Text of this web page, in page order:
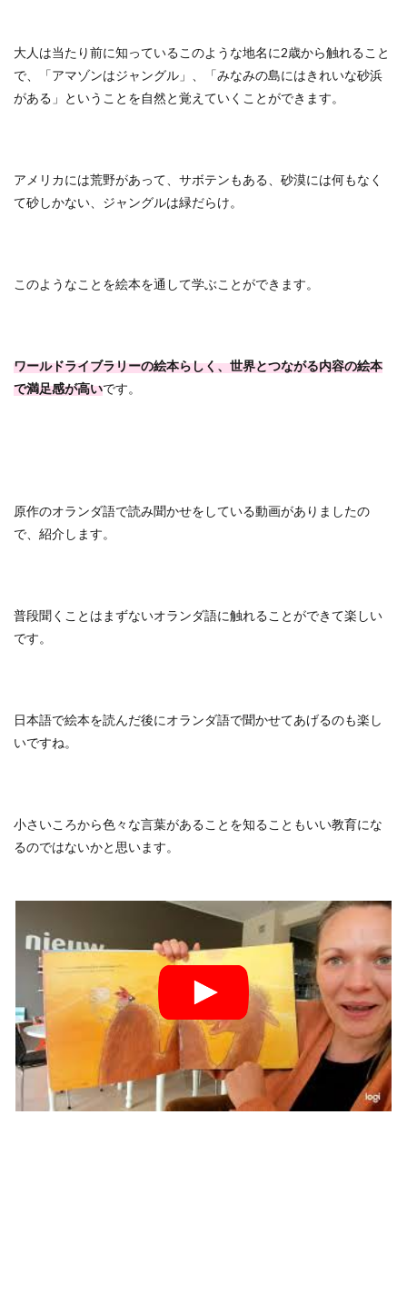
大人は当たり前に知っているこのような地名に2歳から触れること
で、「アマゾンはジャングル」、「みなみの島にはきれいな砂浜
がある」ということを自然と覚えていくことができます。
アメリカには荒野があって、サボテンもある、砂漠には何もなく
て砂しかない、ジャングルは緑だらけ。
このようなことを絵本を通して学ぶことができます。
ワールドライブラリーの絵本らしく、世界とつながる内容の絵本
で満足感が高いです。
原作のオランダ語で読み聞かせをしている動画がありましたの
で、紹介します。
普段聞くことはまずないオランダ語に触れることができて楽しい
です。
日本語で絵本を読んだ後にオランダ語で聞かせてあげるのも楽し
いですね。
小さいころから色々な言葉があることを知ることもいい教育にな
るのではないかと思います。